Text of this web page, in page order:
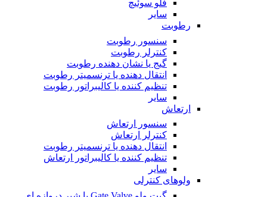
فلو سوئیچ
سایر
رطوبت
سنسور رطوبت
کنترلر رطوبت
گیج یا نشان دهنده رطوبت
انتقال دهنده یا ترنسمیتر رطوبت
تنظیم کننده یا کالیبراتور رطوبت
سایر
ارتعاش
سنسور ارتعاش
کنترلر ارتعاش
انتقال دهنده یا ترنسمیتر رطوبت
تنظیم کننده یا کالیبراتور ارتعاش
سایر
ولوهای کنترلی